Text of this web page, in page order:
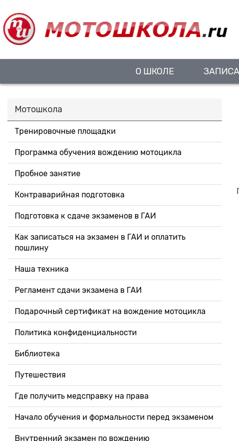
О ШКОЛЕ
Мотошкола
Тренировочные площадки
Программа обучения вождению мотоцикла
Пробное занятие
Контраварийная подготовка
Подготовка к сдаче экзаменов в ГАИ
Как записаться на экзамен в ГАИ и оплатить
пошлину
Наша техника
Регламент сдачи экзамена в ГАИ
Подарочный сертификат на вождение мотоцикла
Политика конфиденциальности
Библиотека
Путешествия
Где получить медсправку на права
Начало обучения и формальности перед экзаменом
Внутренний экзамен по вождению